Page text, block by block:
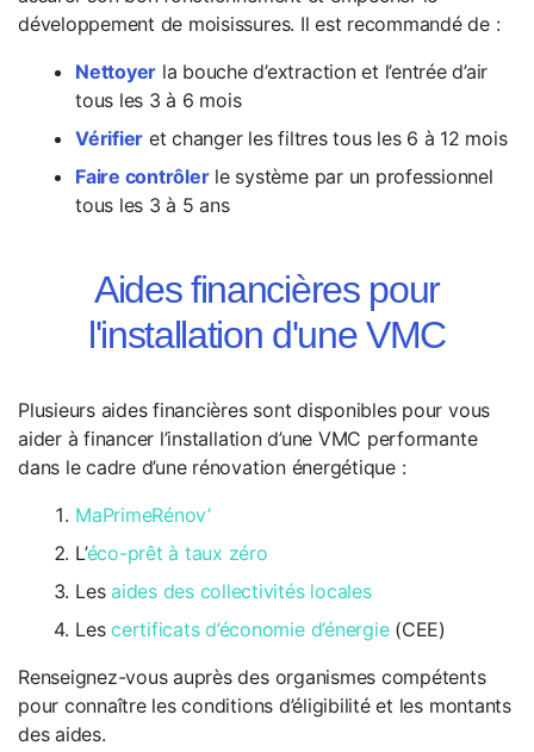
développement de moisissures. Il est recommandé de :
Nettoyer la bouche d’extraction et l’entrée d’air
tous les 3 à 6 mois
Vérifier et changer les filtres tous les 6 à 12 mois
Faire contrôlerle système par un professionnel
tous les 3 à 5 ans
Aides financières pour
l'installation d'une VMC
Plusieurs aides financières sont disponibles pour vous
aider à financer l’installation d’une VMC performante
dans le cadre d’une rénovation énergétique :
MaPrimeRénov’
L’éco-prêt à taux zéro
Lesaides des collectivités locales
Lescertificats d’économie d’énergie(CEE)
Renseignez-vous auprès des organismes compétents
pour connaître les conditions d’éligibilité et les montants
des aides.